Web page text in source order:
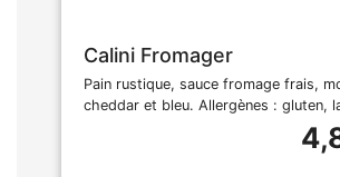
Calini Fromager
Pain rustique, sauce fromage frais,
cheddar et bleu. Allergènes : gluten,